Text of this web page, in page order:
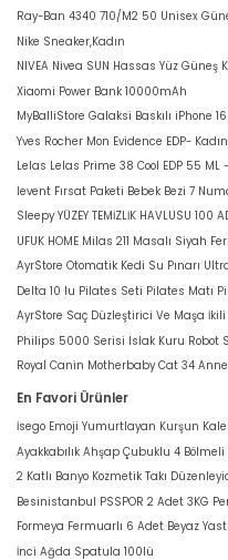
Ray-Ban 4340 710/M2 50 Unisex
Nike Sneaker,Kadın
NIVEA Nivea SUN Hassas Yüz Güneş
Xiaomi Power Bank 10000mAh
MyBalliStore Galaksi Baskılı iPhone 16
Yves Rocher Mon Evidence EDP-
Lelas Lelas Prime 38 Cool EDP 55
levent Fırsat Paketi Bebek Bezi 7
Sleepy YÜZEY TEMİZLİK HAVLUSU 100
UFUK HOME Milas 211 Masalı Siyah
AyrStore Otomatik Kedi Su Pınarı
Delta 10 lu Pilates Seti Pilates Matı
AyrStore Saç Düzleştirici Ve Maşa
Philips 5000 Serisi Islak Kuru Robot
Royal Canin Motherbaby Cat 34
En Favori Ürünler
İsego Emoji Yumurtlayan Kurşun
Ayakkabılık Ahşap Çubuklu 4 Bölmeli
2 Katlı Banyo Kozmetik Takı
Besinistanbul PSSPOR 2 Adet 3KG
Formeya Fermuarlı 6 Adet Beyaz
İnci Ağda Spatula 100lü